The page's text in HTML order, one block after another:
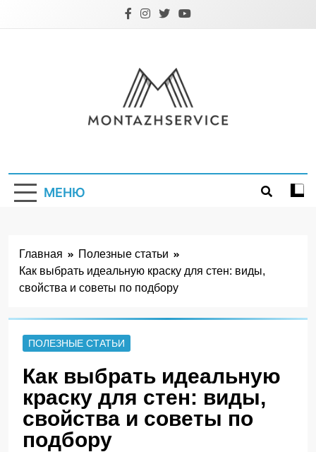
МЕНЮ
Главная
Полезные статьи
Как выбрать идеальную краску для стен: виды,
свойства и советы по подбору
ПОЛЕЗНЫЕ СТАТЬИ
Как выбрать идеальную
краску для стен: виды,
свойства и советы по
подбору